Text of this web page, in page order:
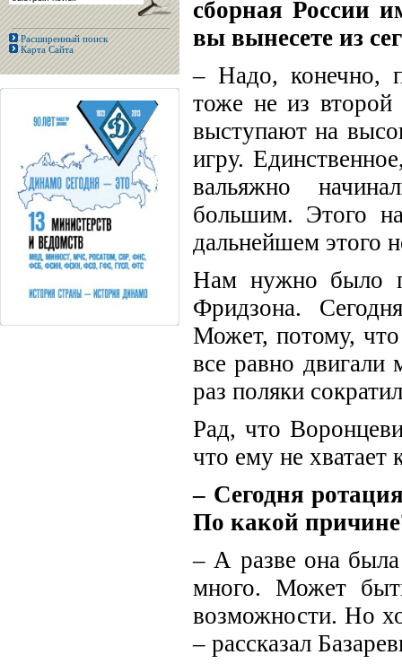
Расширенный поиск
Карта Сайта
сборная России
вы вынесете из
– Надо, конечно,
тоже не из
выступают на
игру.
вальяжно
большим. Этого
дальнейшем этого
Нам нужно было
Фридзона.
Может, потому,
все равно двигали
раз поляки
Рад, что
что ему не хватает
– Сегодня
По какой
– А разве она
много. Может
возможности. Но
– рассказал